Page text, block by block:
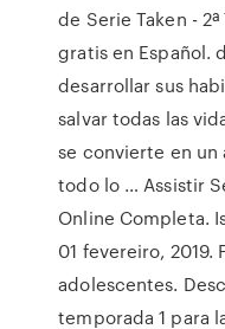
de Serie Taken -
gratis en Español.
desarrollar sus
salvar todas las
se convierte en
todo lo … Assistir
Online Completa.
01 fevereiro, 2019.
adolescentes.
temporada 1 para